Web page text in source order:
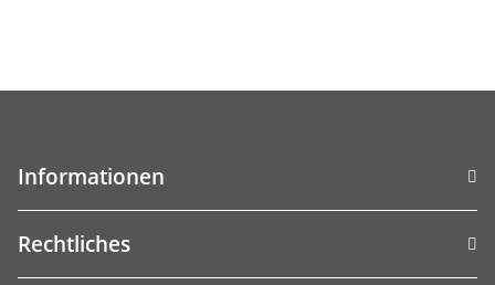
Informationen
Rechtliches